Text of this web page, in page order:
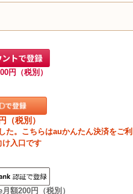
円（税別）
（税別）
。こちらはauかんたん決済をご利
け入口です
額200円（税別）